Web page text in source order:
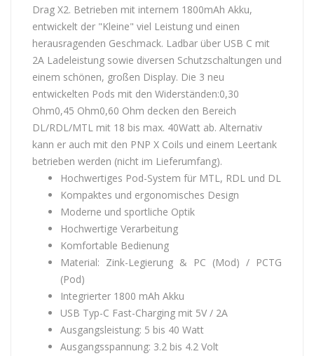
Drag X2. Betrieben mit internem 1800mAh Akku,
entwickelt der "Kleine" viel Leistung und einen
herausragenden Geschmack. Ladbar über USB C mit
2A Ladeleistung sowie diversen Schutzschaltungen und
einem schönen, großen Display. Die 3 neu
entwickelten Pods mit den Widerständen:0,30
Ohm0,45 Ohm0,60 Ohm decken den Bereich
DL/RDL/MTL mit 18 bis max. 40Watt ab. Alternativ
kann er auch mit den PNP X Coils und einem Leertank
betrieben werden (nicht im Lieferumfang).
Hochwertiges Pod-System für MTL, RDL und DL
Kompaktes und ergonomisches Design
Moderne und sportliche Optik
Hochwertige Verarbeitung
Komfortable Bedienung
Material: Zink-Legierung & PC (Mod) / PCTG
(Pod)
Integrierter 1800 mAh Akku
USB Typ-C Fast-Charging mit 5V / 2A
Ausgangsleistung: 5 bis 40 Watt
Ausgangsspannung: 3.2 bis 4.2 Volt